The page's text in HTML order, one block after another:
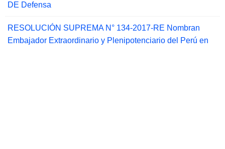
DE Defensa
RESOLUCIÓN SUPREMA N° 134-2017-RE Nombran
Embajador Extraordinario y Plenipotenciario del Perú en